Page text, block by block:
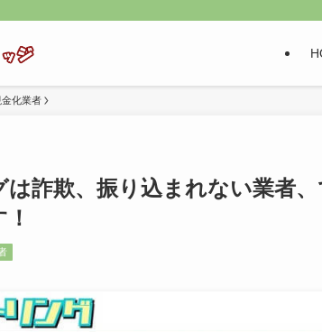
化業者
は詐欺、振り込まれない業者